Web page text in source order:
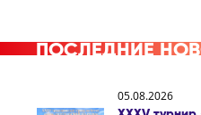
ПОСЛЕДНИЕ
05.08.2026